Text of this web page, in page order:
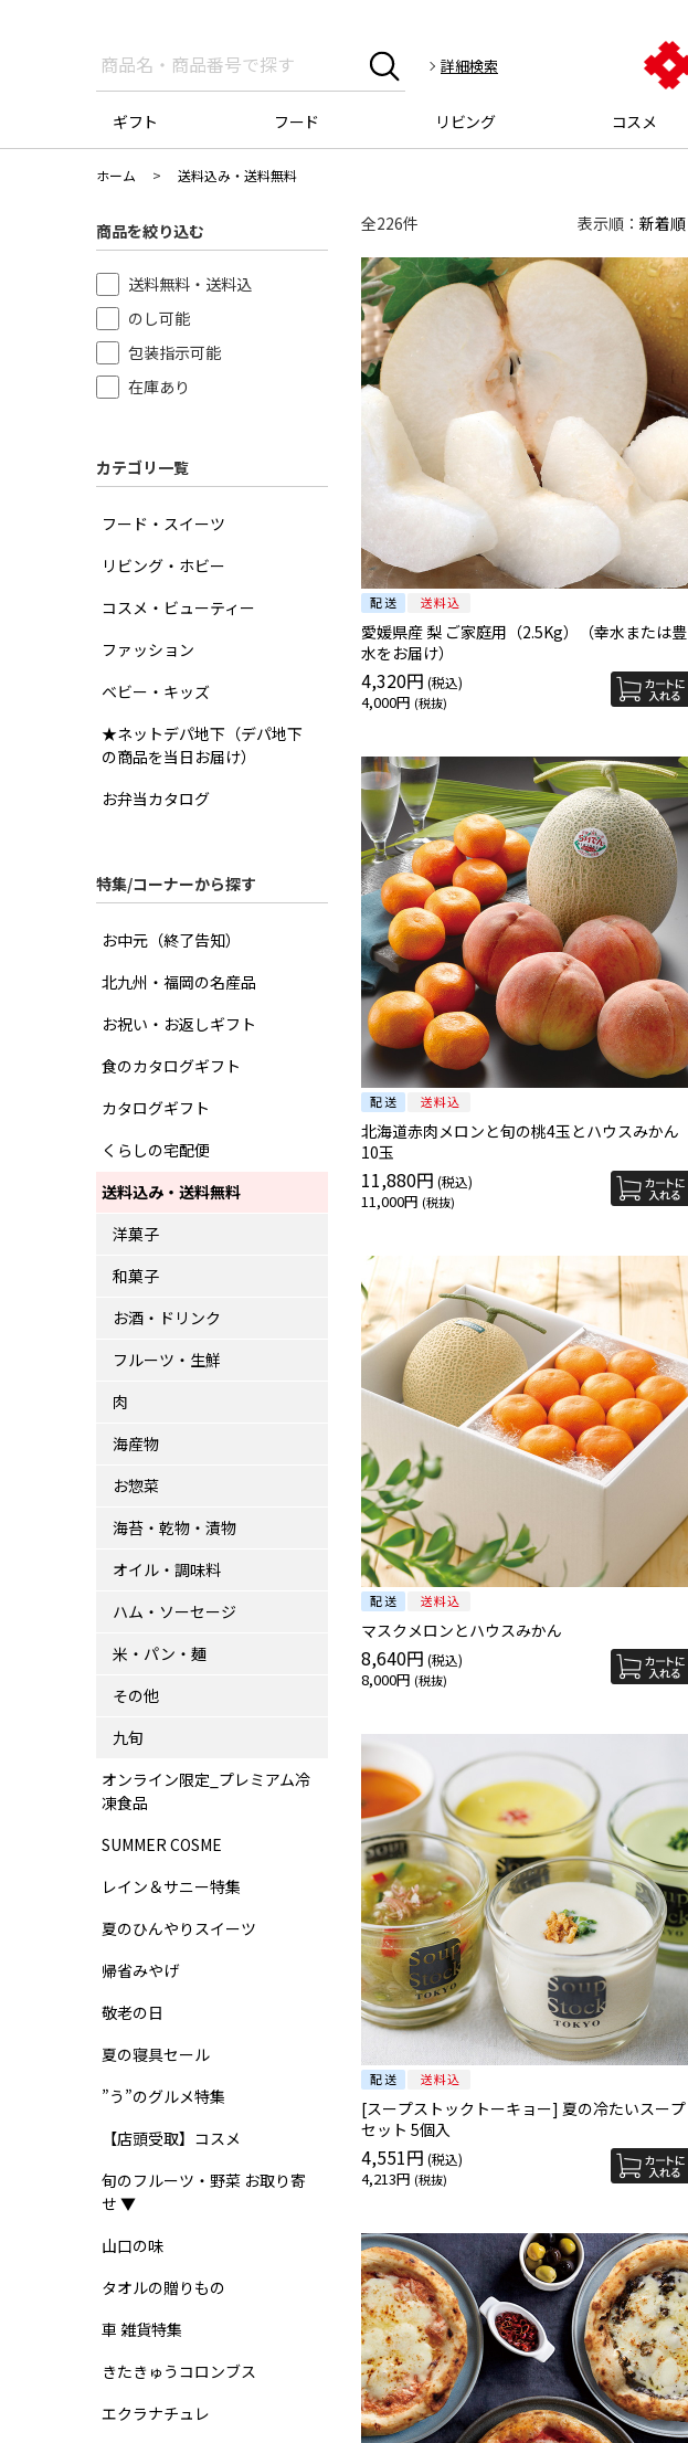
詳細検索
ギフト フード リビング コスメ
ホーム > 送料込み・送料無料
商品を絞り込む
送料無料・送料込
のし可能
包装指示可能
在庫あり
カテゴリ一覧
フード・スイーツ
リビング・ホビー
コスメ・ビューティー
ファッション
ベビー・キッズ
★ネットデパ地下（デパ地下
の商品を当日お届け）
お弁当カタログ
特集/コーナーから探す
お中元（終了告知）
北九州・福岡の名産品
お祝い・お返しギフト
食のカタログギフト
カタログギフト
くらしの宅配便
送料込み・送料無料
洋菓子
和菓子
お酒・ドリンク
フルーツ・生鮮
肉
海産物
お惣菜
海苔・乾物・漬物
オイル・調味料
ハム・ソーセージ
米・パン・麺
その他
九旬
オンライン限定_プレミアム冷
凍食品
SUMMER COSME
レイン＆サニー特集
夏のひんやりスイーツ
帰省みやげ
敬老の日
夏の寝具セール
”う”のグルメ特集
【店頭受取】コスメ
旬のフルーツ・野菜 お取り寄
せ ▼
山口の味
タオルの贈りもの
車 雑貨特集
きたきゅうコロンブス
エクラナチュレ
全226件 表示順： 新着順
愛媛県産 梨 ご家庭用（2.5Kg）（幸水または豊
水をお届け）
4,320円
4,000円
北海道赤肉メロンと旬の桃4玉とハウスみかん
10玉
11,880円
11,000円
マスクメロンとハウスみかん
8,640円
8,000円
[スープストックトーキョー] 夏の冷たいスープ
セット 5個入
4,551円
4,213円